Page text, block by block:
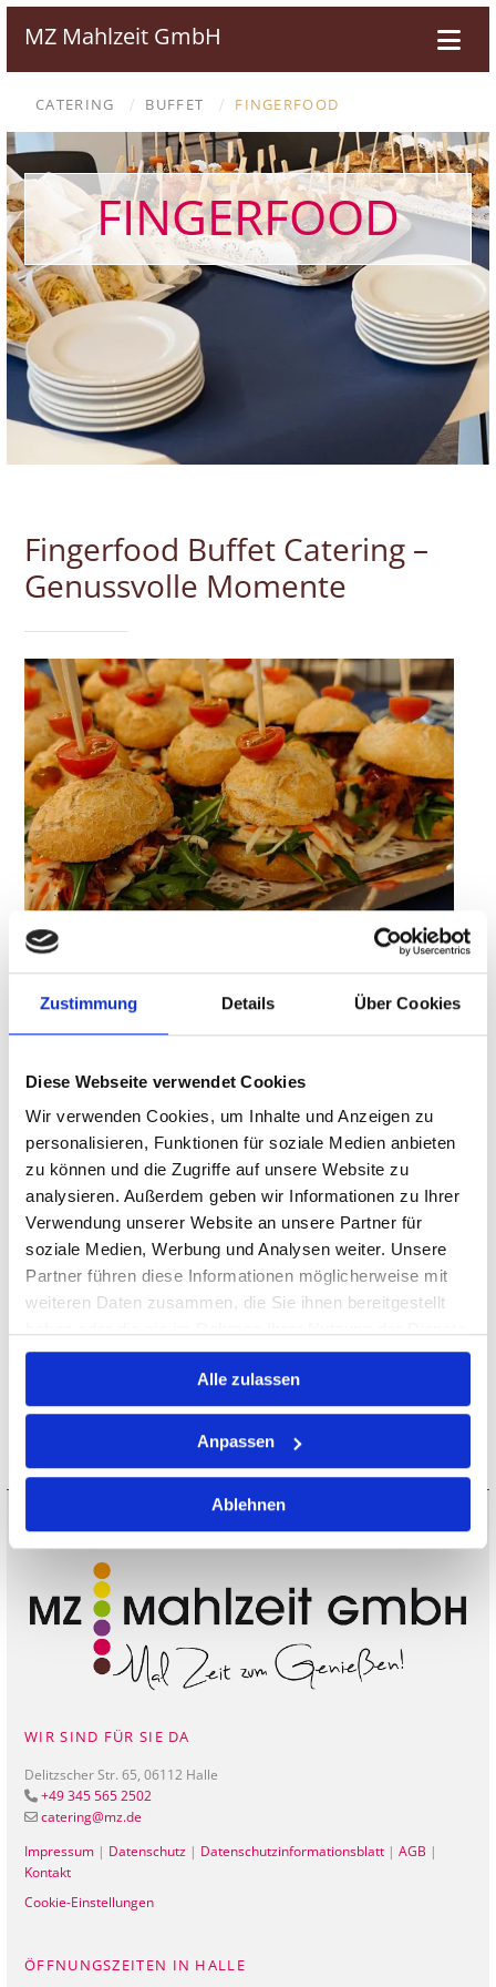
Zustimmung Details Über Cookies
Diese Webseite verwendet Cookies
Wir verwenden Cookies, um Inhalte und Anzeigen zu
personalisieren, Funktionen für soziale Medien anbieten
zu können und die Zugriffe auf unsere Website zu
analysieren. Außerdem geben wir Informationen zu Ihrer
Verwendung unserer Website an unsere Partner für
soziale Medien, Werbung und Analysen weiter. Unsere
Partner führen diese Informationen möglicherweise mit
weiteren Daten zusammen, die Sie ihnen bereitgestellt
gesammelt haben.
Alle zulassen
Anpassen
Ablehnen
MZ Mahlzeit GmbH
CATERING / BUFFET / FINGERFOOD
FINGERFOOD
Fingerfood Buffet Catering –
Genussvolle Momente
Verwöhnen Sie Ihre Gäste mit einem leckeren
Fingerfood Buffet
von MZ-Mahlzeit! Unsere
Auswahl reicht von Canapés mit Salami oder Lachs,
hin zu Partyfrikadellen, Garnelen auf Algensalat
und Tomaten-Mozzarella-Spießen.
Ergänzt wird das Buffet-Angebotdurch süße
Leckereien wie Schokomousse und Obstspieße
sowie eine Auswahl an Getränken. Ideal für
Firmenfeiern, private Feiern oder Messen.Jetzt
Fingerfood Buffet Catering anfragen!
WIR SIND FÜR SIE DA
Delitzscher Str. 65, 06112 Halle
 +49 345 565 2502
 catering@mz.de
Impressum | Datenschutz | Datenschutzinformationsblatt | AGB |
Kontakt
Cookie-Einstellungen
ÖFFNUNGSZEITEN IN HALLE